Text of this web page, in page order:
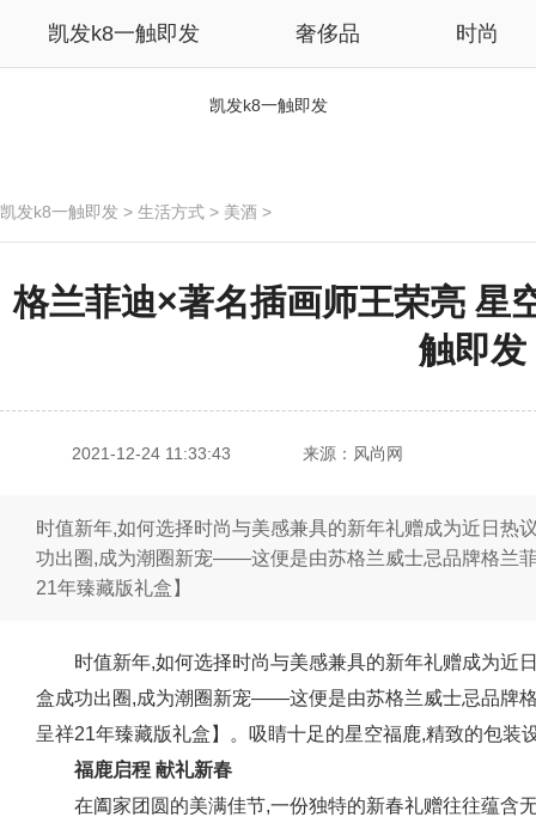
凯发k8一触即发 奢侈品 时尚
凯发k8一触即发
凯发k8一触即发 > 生活方式 > 美酒 >
格兰菲迪×著名插画师王荣亮 星
触即发
2021-12-24 11:33:43 来源：风尚网
时值新年,如何选择时尚与美感兼具的新年礼赠成为近日热
功出圈,成为潮圈新宠——这便是由苏格兰威士忌品牌格兰
21年臻藏版礼盒】
时值新年,如何选择时尚与美感兼具的新年礼赠成为近
盒成功出圈,成为潮圈新宠——这便是由苏格兰威士忌品牌
呈祥21年臻藏版礼盒】。吸睛十足的星空福鹿,精致的包装
福鹿启程 献礼新春
在阖家团圆的美满佳节,一份独特的新春礼赠往往蕴含